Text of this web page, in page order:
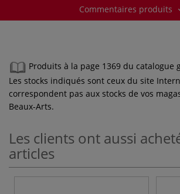
Commentaires produits
Produits à la page 1369 du catalogue
Les stocks indiqués sont ceux du site
correspondent pas aux stocks de vos
Beaux-Arts.
Les clients ont aussi
articles